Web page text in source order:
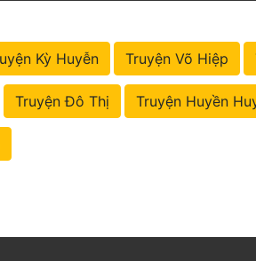
Kỳ Huyễn Truyện Võ Hiệp
Truyện Đô Thị Truyện Huyền